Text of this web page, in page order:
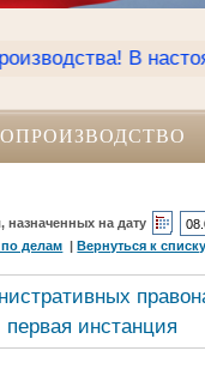
В настоящее
назначенных на дату
делам
Вернуться к
первая инстанция